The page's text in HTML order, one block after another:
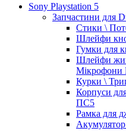
Sony Playstation 5
Запчастини для
Стики \
Шлейфи
Гумки для
Шлейфи
Курки \
Корпуси
ПС5
Рамка для